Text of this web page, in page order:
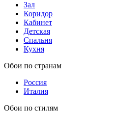
Зал
Коридор
Кабинет
Детская
Спальня
Кухня
Обои по странам
Россия
Италия
Обои по стилям